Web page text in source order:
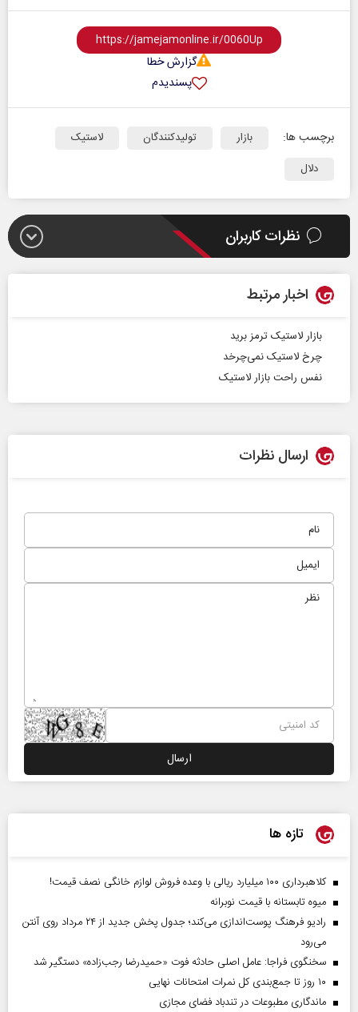
گزارش خطا
پسندیدم
برچسب ها: بازار تولیدکنندگان
لاستیک
دلال
نظرات کاربران
اخبار مرتبط
بازار لاستیک ترمز برید
چرخ لاستیک نمی‌چرخد
نفس راحت بازار لاستیک
ارسال نظرات
تازه ها
کلاهبرداری ۱۰۰ میلیارد ریالی با وعده فروش لوازم خانگی نصف قیمت!
میوه تابستانه با قیمت نوبرانه
رادیو فرهنگ پوست‌اندازی می‌کند؛ جدول پخش جدید از ۲۴ مرداد روی آنتن
می‌رود
سخنگوی فراجا: عامل اصلی حادثه فوت «حمیدرضا رجب‌زاده» دستگیر شد
۱۰ روز تا جمع‌بندی کل نمرات امتحانات نهایی
ماندگاری مطبوعات در تندباد فضای مجازی